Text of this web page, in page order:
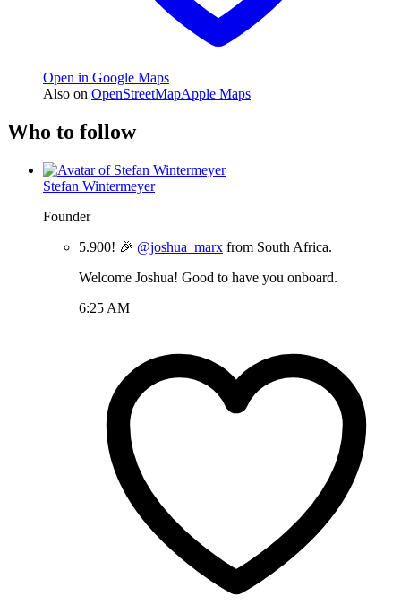
Open in Google Maps
Also on OpenStreetMapApple Maps
Who to follow
Stefan Wintermeyer
Founder
5.900! 🎉 @joshua_marx from South Africa.
Welcome Joshua! Good to have you onboard.
6:25 AM